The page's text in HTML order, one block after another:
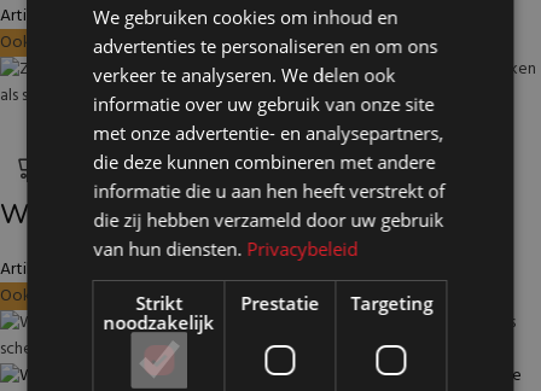
Artikelnummer: 11120€433,50Excl. BTW
Ook te huur
Wand zwart op wielen HxB197x145cm
Artikelnummer: 11121
Ook te huur
We gebruiken cookies om inhoud en
advertenties te personaliseren en om ons
verkeer te analyseren. We delen ook
informatie over uw gebruik van onze site
met onze advertentie- en analysepartners,
die deze kunnen combineren met andere
informatie die u aan hen heeft verstrekt of
die zij hebben verzameld door uw gebruik
van hun diensten. Privacybeleid
Strikt
noodzakelijk
Prestatie Targeting